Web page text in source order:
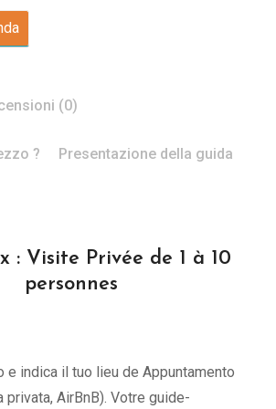
(0)
? Presentazione della guida
: Visite Privée de 1 à 10
personnes
e indica il tuo lieu de Appuntamento
AirBnB). Votre guide-